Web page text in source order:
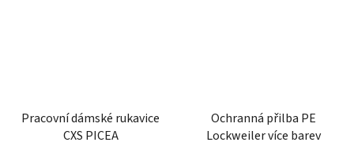
Pracovní dámské rukavice
CXS PICEA
Ochranná přilba PE
Lockweiler více barev